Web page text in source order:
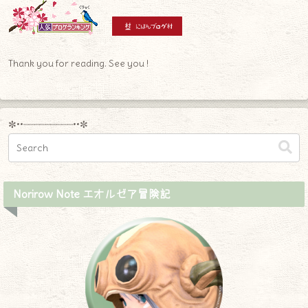
Thank you for reading. See you !
✼••┈┈┈┈┈┈┈┈┈••✼
Norirow Note エオルゼア冒険記